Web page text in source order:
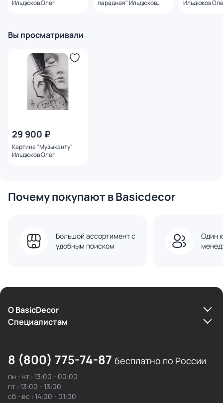
Ильдюков Олег
парадная" Ильдюков
Ильдюков
Вы просматривали
29 900 ₽
Картина "Музыканту"
Ильдюков Олег
Почему покупают в Basicdecor
Большой ассортимент с
удобным поиском
Один
О BasicDecor
Cпециалистам
8 (800) 775-74-87 бесплатно по России
пн - чт : 13:00 - 00:00
пт : 13:00 - 13:00
сб - вс : 14:00 - 01:00